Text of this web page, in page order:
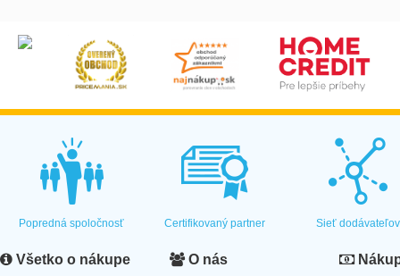
Popredná spoločnosť Certifikovaný partner Sieť dodávateľov
Všetko o nákupe O nás